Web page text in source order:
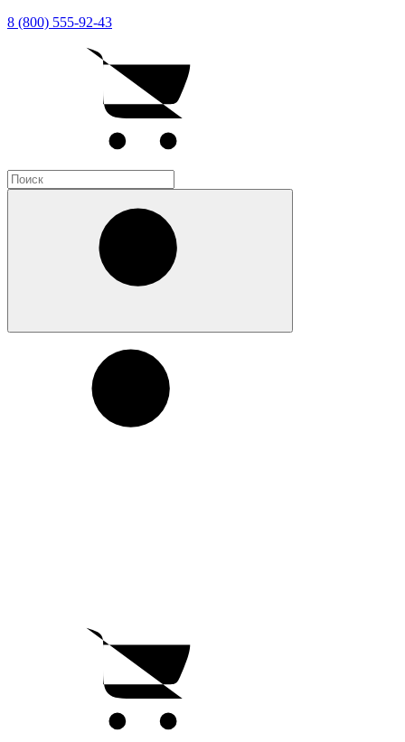
8 (800) 555-92-43